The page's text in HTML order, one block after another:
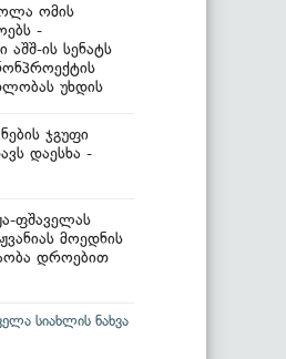
ომის
-
ის სენატს
უხდის
ჯგუფი
დაესხა -
ფშაველას
მოედნის
დროებით
სიახლის ნახვა